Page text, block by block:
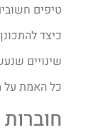
טיפים
כיצד
שינויים
כל האמת על